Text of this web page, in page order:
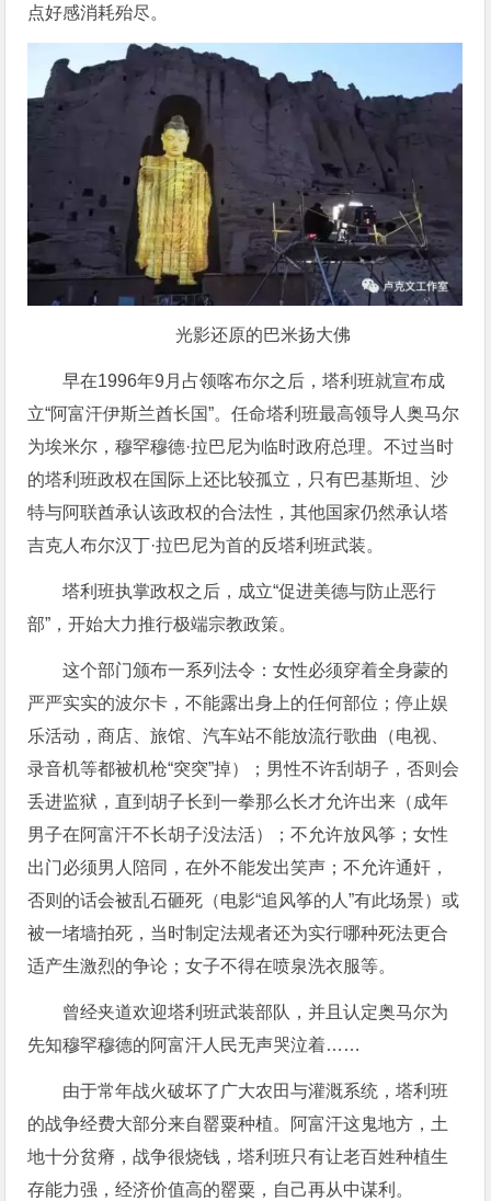
点好感消耗殆尽。
光影还原的巴米扬大佛
早在1996年9月占领喀布尔之后，塔利班就宣布成
立“阿富汗伊斯兰酋长国”。任命塔利班最高领导人奥马尔
为埃米尔，穆罕穆德·拉巴尼为临时政府总理。不过当时
的塔利班政权在国际上还比较孤立，只有巴基斯坦、沙
特与阿联酋承认该政权的合法性，其他国家仍然承认塔
吉克人布尔汉丁·拉巴尼为首的反塔利班武装。
塔利班执掌政权之后，成立“促进美德与防止恶行
部”，开始大力推行极端宗教政策。
这个部门颁布一系列法令：女性必须穿着全身蒙的
严严实实的波尔卡，不能露出身上的任何部位；停止娱
乐活动，商店、旅馆、汽车站不能放流行歌曲（电视、
录音机等都被机枪“突突”掉）；男性不许刮胡子，否则会
丢进监狱，直到胡子长到一拳那么长才允许出来（成年
男子在阿富汗不长胡子没法活）；不允许放风筝；女性
出门必须男人陪同，在外不能发出笑声；不允许通奸，
否则的话会被乱石砸死（电影“追风筝的人”有此场景）或
被一堵墙拍死，当时制定法规者还为实行哪种死法更合
适产生激烈的争论；女子不得在喷泉洗衣服等。
曾经夹道欢迎塔利班武装部队，并且认定奥马尔为
先知穆罕穆德的阿富汗人民无声哭泣着……
由于常年战火破坏了广大农田与灌溉系统，塔利班
的战争经费大部分来自罂粟种植。阿富汗这鬼地方，土
地十分贫瘠，战争很烧钱，塔利班只有让老百姓种植生
存能力强，经济价值高的罂粟，自己再从中谋利。